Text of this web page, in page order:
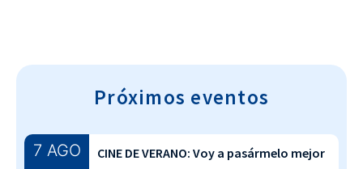
Próximos eventos
7 AGO CINE DE VERANO: Voy a pasármelo mejor